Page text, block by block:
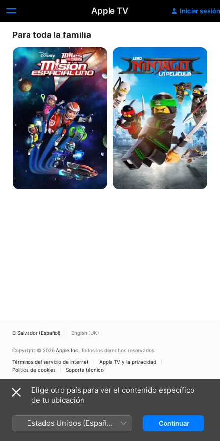
Apple TV Iniciar sesión
Para toda la familia
Miles
del
Mañana
LEGO
Ninjago:
La
película
El Salvador (Español) English (UK)
Copyright © 2026 Apple Inc. Todos los derechos reservados.
Términos del servicio de internet
Apple TV y la privacidad
Política de cookies
Soporte técnico
Elige otro país para ver el contenido específico
de tu ubicación
Estados Unidos (Español
México)
Continuar